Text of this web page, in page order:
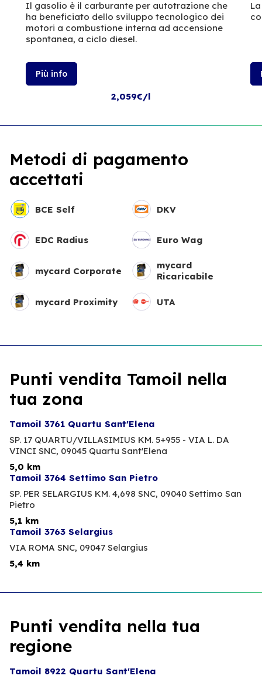
Il gasolio è il carburante per autotrazione che
ha beneficiato dello sviluppo tecnologico dei
motori a combustione interna ad accensione
spontanea, a ciclo diesel.
Più info
2,059€/l
Metodi di pagamento
accettati
BCE Self DKV
EDC Radius Euro Wag
mycard Corporate
mycard
Ricaricabile
mycard Proximity UTA
Punti vendita Tamoil nella
tua zona
Tamoil 3761 Quartu Sant'Elena
SP. 17 QUARTU/VILLASIMIUS KM. 5+955 - VIA L. DA
VINCI SNC, 09045 Quartu Sant'Elena
5,0 km
Tamoil 3764 Settimo San Pietro
SP. PER SELARGIUS KM. 4,698 SNC, 09040 Settimo San
Pietro
5,1 km
Tamoil 3763 Selargius
VIA ROMA SNC, 09047 Selargius
5,4 km
Punti vendita nella tua
regione
Tamoil 8922 Quartu Sant'Elena